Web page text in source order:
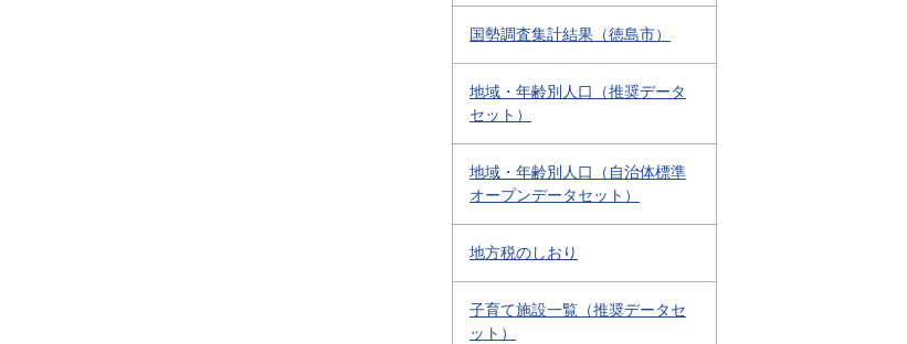
国勢調査集計結果（徳島市）
地域・年齢別人口（推奨データ
セット）
地域・年齢別人口（自治体標準
オープンデータセット）
地方税のしおり
子育て施設一覧（推奨データセ
ット）